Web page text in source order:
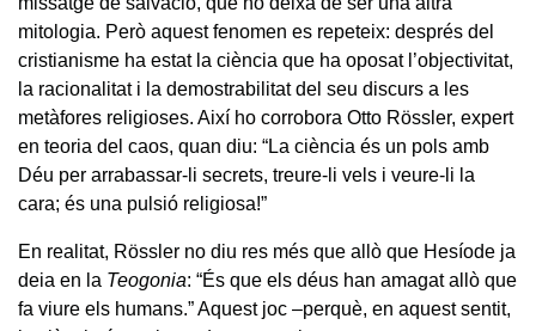
mitologia. Però aquest fenomen es repeteix: després del
cristianisme ha estat la ciència que ha oposat l’objectivitat,
la racionalitat i la demostrabilitat del seu discurs a les
metàfores religioses. Així ho corrobora Otto Rössler, expert
en teoria del caos, quan diu: “La ciència és un pols amb
Déu per arrabassar-li secrets, treure-li vels i veure-li la
cara; és una pulsió religiosa!”
En realitat, Rössler no diu res més que allò que Hesíode ja
deia en la Teogonia: “És que els déus han amagat allò que
fa viure els humans.” Aquest joc –perquè, en aquest sentit,